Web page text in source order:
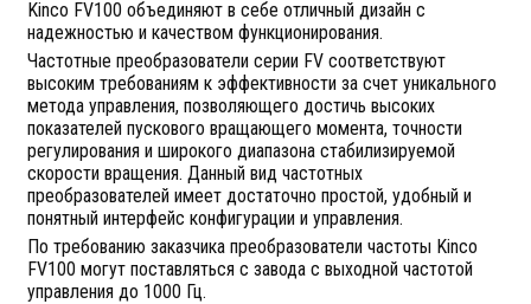
Kinco FV100 объединяют в себе отличный дизайн с
надежностью и качеством функционирования.
Частотные преобразователи серии FV соответствуют
высоким требованиям к эффективности за счет уникального
метода управления, позволяющего достичь высоких
показателей пускового вращающего момента, точности
регулирования и широкого диапазона стабилизируемой
скорости вращения. Данный вид частотных
преобразователей имеет достаточно простой, удобный и
понятный интерфейс конфигурации и управления.
По требованию заказчика преобразователи частоты Kinco
FV100 могут поставляться с завода с выходной частотой
управления до 1000 Гц.